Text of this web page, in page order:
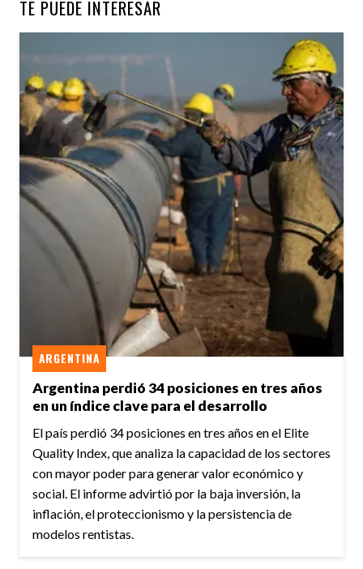
TE PUEDE INTERESAR
Argentina perdió 34 posiciones en tres años
en un índice clave para el desarrollo
ARGENTINA
El país perdió 34 posiciones en tres años en el Elite
Quality Index, que analiza la capacidad de los sectores
con mayor poder para generar valor económico y
social. El informe advirtió por la baja inversión, la
inflación, el proteccionismo y la persistencia de
modelos rentistas.